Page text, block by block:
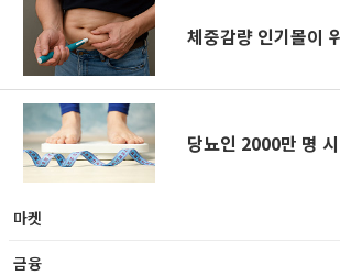
체중감량 인기몰이
당뇨인 2000만 명
마켓
금융